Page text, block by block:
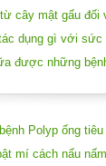
cây mật gấu
dụng gì với
được những
Polyp ống tiêu
mí cách nấu